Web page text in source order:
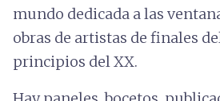
mundo dedicada a las
obras de artistas de finales
principios del XX.